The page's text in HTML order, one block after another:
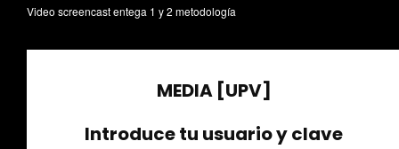
Video screencast entega 1 y 2 metodología